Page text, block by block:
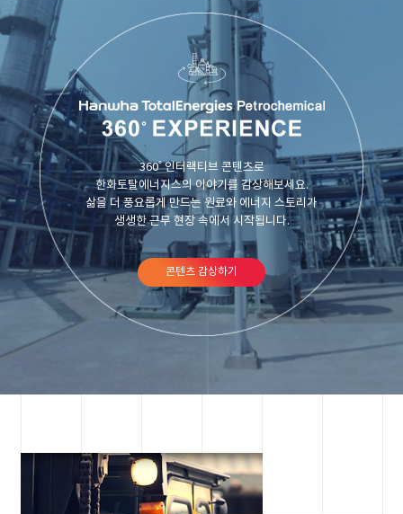
360˚ 인터랙티브 콘텐츠로
한화토탈에너지스의 이야기를 감상해보세요.
삶을 더 풍요롭게 만드는 원료와 에너지 스토리가
생생한 근무 현장 속에서 시작됩니다.
콘텐츠 감상하기